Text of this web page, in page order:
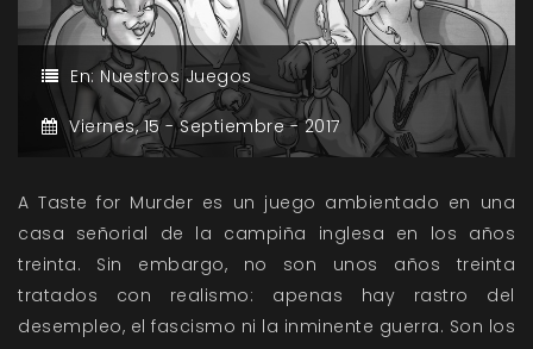
En: Nuestros Juegos
Viernes,15 -Septiembre - 2017
A Taste for Murder es un juego ambientado en una
casa señorial de la campiña inglesa en los años
treinta. Sin embargo, no son unos años treinta
tratados con realismo: apenas hay rastro del
desempleo, el fascismo ni la inminente guerra. Son los